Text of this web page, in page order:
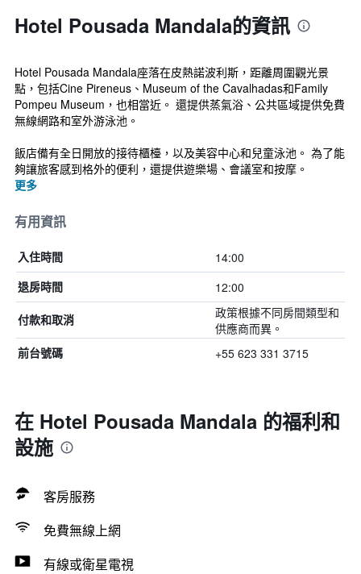
Hotel Pousada Mandala的資訊
Hotel Pousada Mandala座落在皮熱諾波利斯，距離周圍觀光景
點，包括Cine Pireneus、Museum of the Cavalhadas和Family
Pompeu Museum，也相當近。 還提供蒸氣浴、公共區域提供免費
無線網路和室外游泳池。
飯店備有全日開放的接待櫃檯，以及美容中心和兒童泳池。 為了能
夠讓旅客感到格外的便利，還提供遊樂場、會議室和按摩。
更多
有用資訊
入住時間 14:00
退房時間 12:00
付款和取消
政策根據不同房間類型和
供應商而異。
前台號碼 +55 623 331 3715
在 Hotel Pousada Mandala 的福利和
設施
客房服務
免費無線上網
有線或衛星電視